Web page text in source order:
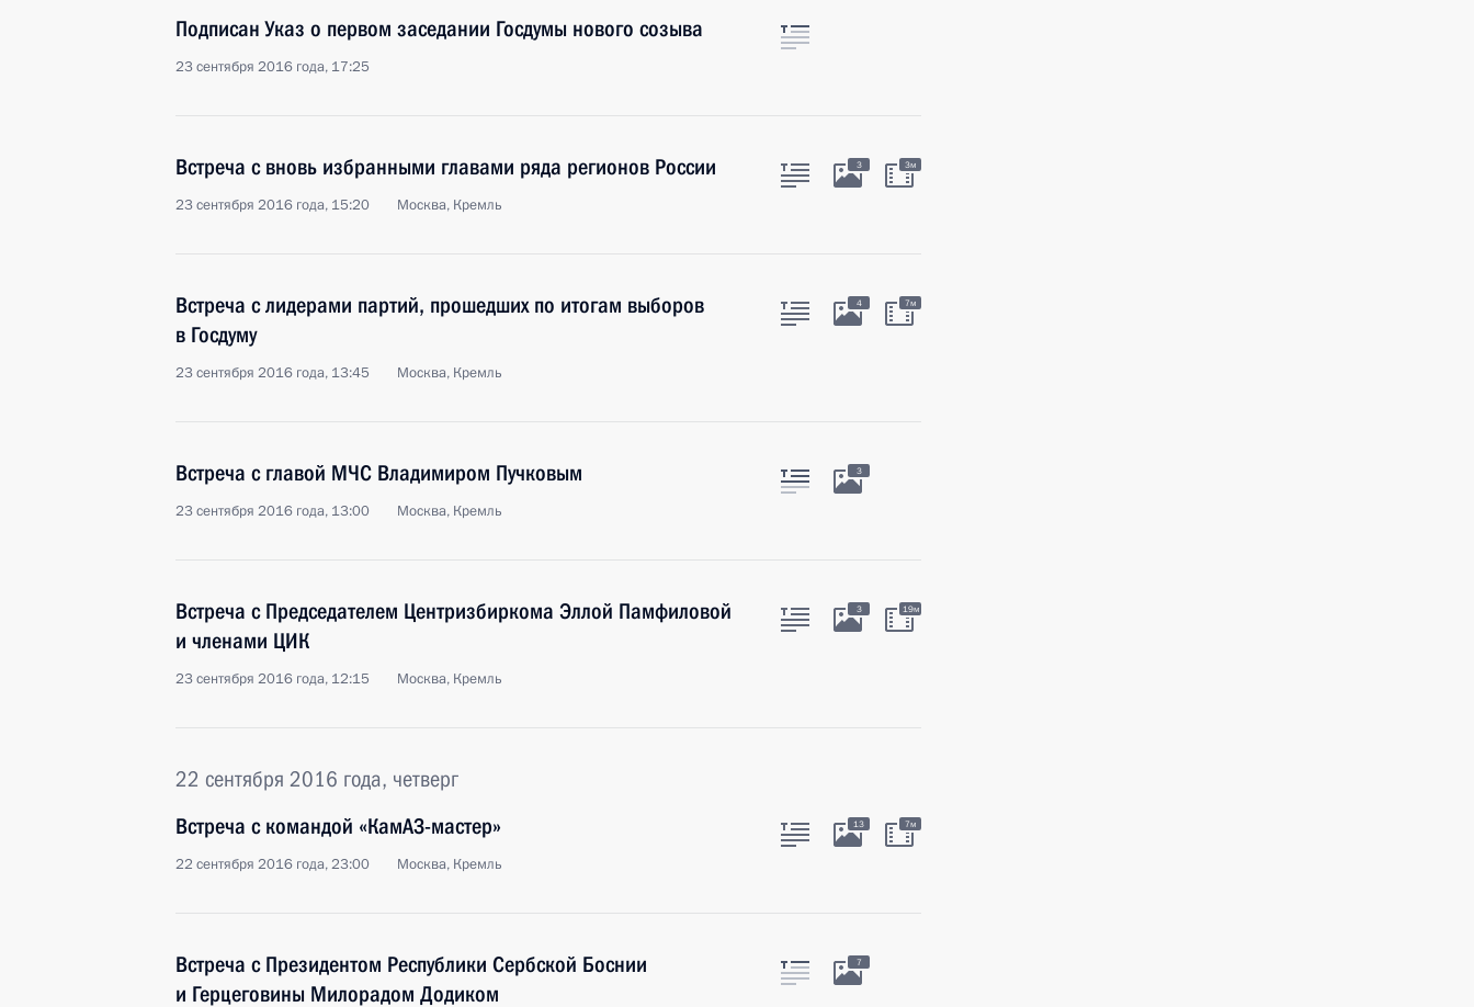
Подписан Указ о первом заседании Госдумы нового созыва
23 сентября 2016 года, 17:25
Встреча с вновь избранными главами ряда регионов России
23 сентября 2016 года, 15:20 Москва, Кремль
3 3м
Встреча с лидерами партий, прошедших по итогам выборов
в Госдуму
23 сентября 2016 года, 13:45 Москва, Кремль
4 7м
Встреча с главой МЧС Владимиром Пучковым
23 сентября 2016 года, 13:00 Москва, Кремль
3
Встреча с Председателем Центризбиркома Эллой Памфиловой
и членами ЦИК
23 сентября 2016 года, 12:15 Москва, Кремль
3 19м
22 сентября 2016 года, четверг
Встреча с командой «КамАЗ-мастер»
22 сентября 2016 года, 23:00 Москва, Кремль
13 7м
Встреча с Президентом Республики Сербской Боснии
и Герцеговины Милорадом Додиком
7